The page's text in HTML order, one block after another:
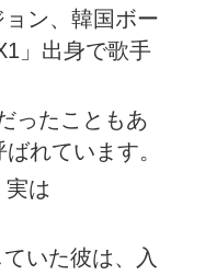
ン、韓国ボー
」出身で歌手
ったこともあ
れています。
は
いた彼は、入